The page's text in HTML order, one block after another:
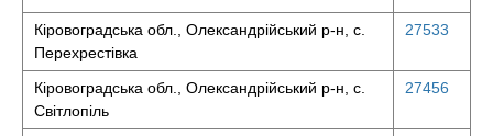
Кіровоградська обл., Олександрійський р-н, с.
Перехрестівка
27533
Кіровоградська обл., Олександрійський р-н, с.
Світлопіль
27456